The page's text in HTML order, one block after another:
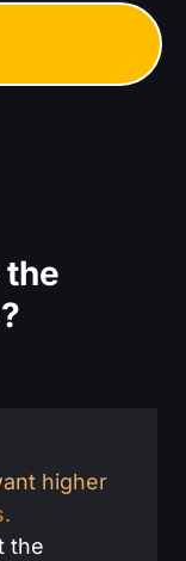
the
higher
the